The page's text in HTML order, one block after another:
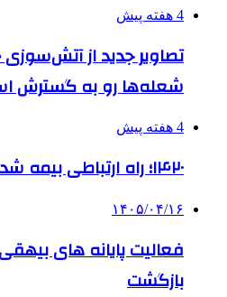
4 هفته پیش
تصاویر جدید از آتش‌سوزی
شعله‌ها رو به گسترش
4 هفته پیش
۱۴۲۰؛ راه ارتباطی بیمه شدگان تأمین‌اجتماعی
۱۴۰۵/۰۴/۱۶
فعالیت پایانه های
بازگشت